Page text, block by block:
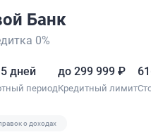
Банк
0%
дней
период
до 299 999 ₽
Кредитный лимит
о доходах